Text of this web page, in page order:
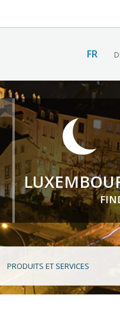
FR
PRODUITS ET SERVICES